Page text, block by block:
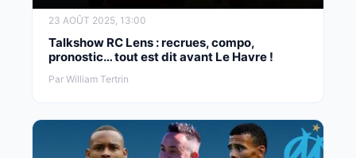
23 AOÛT 2025, 13:00
Talkshow RC Lens : recrues, compo,
pronostic… tout est dit avant Le Havre !
Par William Tertrin